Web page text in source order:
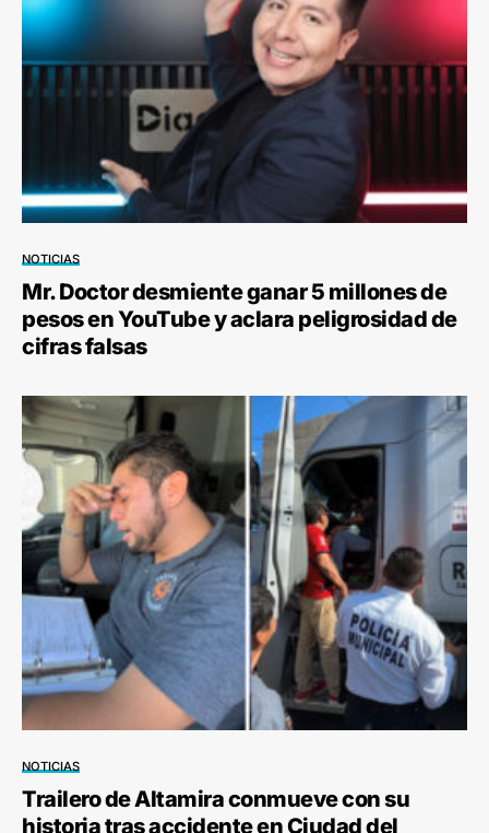
NOTICIAS
Mr. Doctor desmiente ganar 5 millones de
pesos en YouTube y aclara peligrosidad de
cifras falsas
NOTICIAS
Trailero de Altamira conmueve con su
historia tras accidente en Ciudad del